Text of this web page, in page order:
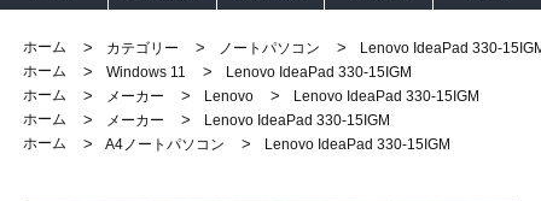
ホーム > カテゴリー > ノートパソコン >
Lenovo IdeaPad 330-
ホーム
> Windows 11 >
Lenovo IdeaPad 330-15IGM
ホーム
> メーカー > Lenovo >
Lenovo IdeaPad 330-15IGM
ホーム
> メーカー >
Lenovo IdeaPad 330-15IGM
ホーム
> A4ノートパソコン > Lenovo IdeaPad 330-15IGM